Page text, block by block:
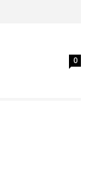
0